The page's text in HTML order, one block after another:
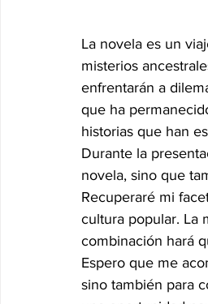
La novela es un
misterios
enfrentarán a
que ha
historias que han
Durante la
novela, sino que
Recuperaré mi
cultura popular. La
combinación hará
Espero que me
sino también para